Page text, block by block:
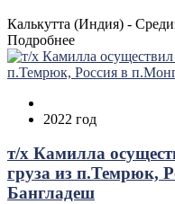
Калькутта (Индия) -
Подробнее
2022 год
т/х Камилла
груза из п.Темрюк,
Бангладеш